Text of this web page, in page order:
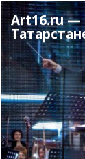
Перейти
к
основному
содержанию
Art16.ru —